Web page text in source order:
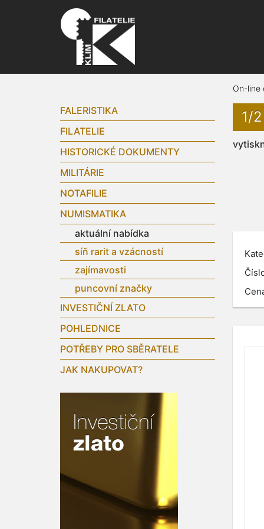
FALERISTIKA
FILATELIE
HISTORICKÉ DOKUMENTY
MILITÁRIE
NOTAFILIE
NUMISMATIKA
aktuální nabídka
síň rarit a vzácností
zajímavosti
puncovní značky
INVESTIČNÍ ZLATO
POHLEDNICE
POTŘEBY PRO SBĚRATELE
JAK NAKUPOVAT?
On-line
1/